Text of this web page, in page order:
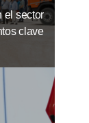
el sector
clave